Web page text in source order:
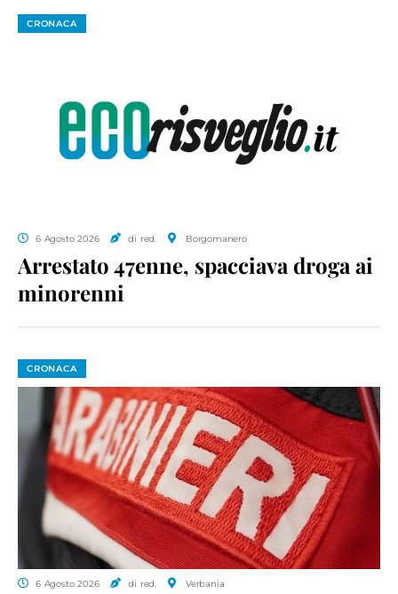
CRONACA
6 Agosto 2026 di red. Borgomanero
Arrestato 47enne, spacciava droga ai
minorenni
CRONACA
6 Agosto 2026 di red. Verbania